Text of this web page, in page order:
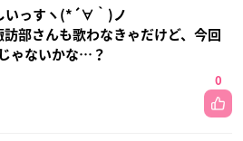
いっすヽ(*´∀｀)ノ
部さんも歌わなきゃだけど、今回
ゃないかな…？
0